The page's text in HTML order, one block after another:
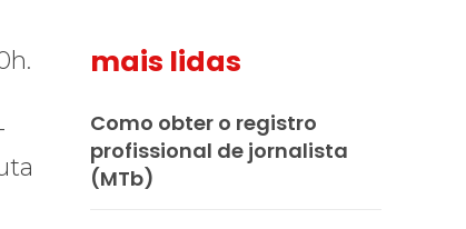
mais lidas
Como obter o registro
profissional de jornalista
(MTb)